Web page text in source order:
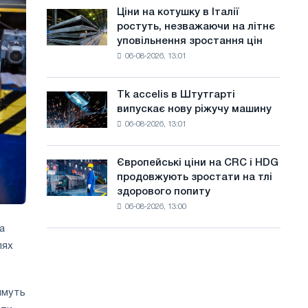
а
й
т
у
липні
з
року
Ціни
на
котушку
незважаючи
на
уповільнення
зростання
цін
Ціни на котушку в Італії
ростуть, незважаючи на літнє
уповільнення зростання цін
06-08-2026, 13:01
Tk
accelis
в
нову
ріжучу
Tk accelis в Штутгарті
випускає нову ріжучу машину
06-08-2026, 13:01
Європейські
ціни
на
Європейські ціни на CRC і HDG
продовжують зростати на тлі
здорового попиту
06-08-2026, 13:00